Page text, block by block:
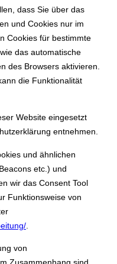
dass Sie über das
und Cookies nur im
Cookies für bestimmte
das automatische
des Browsers aktivieren.
die Funktionalität
Website eingesetzt
entnehmen.
und ähnlichen
etc.) und
wir das Consent Tool
Funktionsweise von
von